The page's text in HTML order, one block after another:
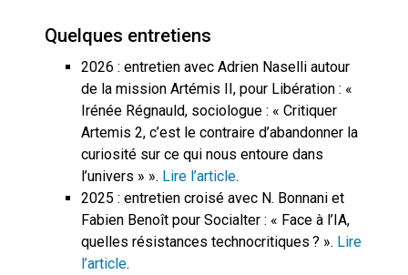
Quelques entretiens
2026 : entretien avec Adrien Naselli autour
de la mission Artémis II, pour Libération : «
Irénée Régnauld, sociologue : « Critiquer
Artemis 2, c’est le contraire d’abandonner la
curiosité sur ce qui nous entoure dans
l’univers » ». Lire l’article.
2025 : entretien croisé avec N. Bonnani et
Fabien Benoît pour Socialter : « Face à l’IA,
quelles résistances technocritiques ? ». Lire
l’article.